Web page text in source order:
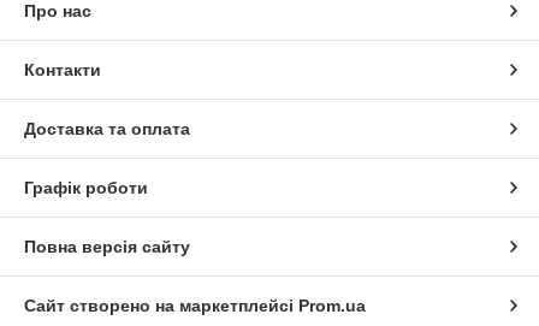
Про нас
Контакти
Доставка та оплата
Графік роботи
Повна версія сайту
Сайт створено на маркетплейсі Prom.ua